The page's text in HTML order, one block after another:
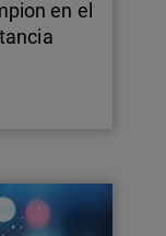
en el